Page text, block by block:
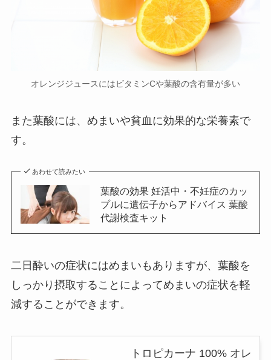
オレンジジュースにはビタミンCや葉酸の含有量が多い
また葉酸には、めまいや貧血に効果的な栄養素で
す。
あわせて読みたい
葉酸の効果 妊活中・不妊症のカッ
プルに遺伝子からアドバイス 葉酸
代謝検査キット
二日酔いの症状にはめまいもありますが、葉酸を
しっかり摂取することによってめまいの症状を軽
減することができます。
トロピカーナ 100% オレ